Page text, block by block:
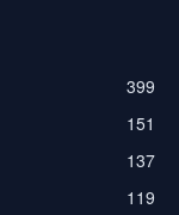
399
151
137
119